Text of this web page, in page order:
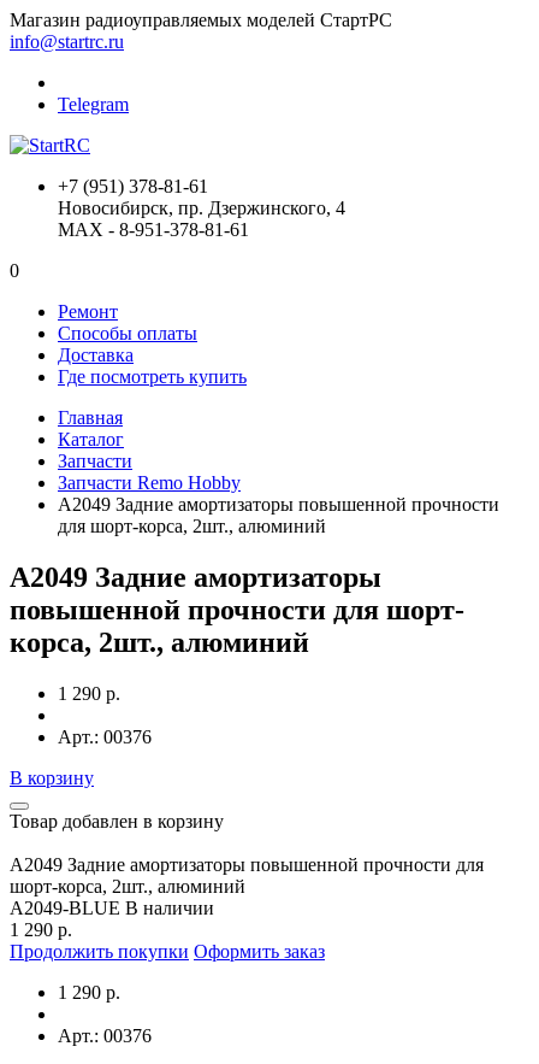
Магазин радиоуправляемых моделей СтартРС
info@startrc.ru
Telegram
+7 (951) 378-81-61
Новосибирск, пр. Дзержинского, 4
MAX - 8-951-378-81-61
0
Ремонт
Способы оплаты
Доставка
Где посмотреть купить
Главная
Каталог
Запчасти
Запчасти Remo Hobby
A2049 Задние амортизаторы повышенной прочности
для шорт-корса, 2шт., алюминий
A2049 Задние амортизаторы
повышенной прочности для шорт-
корса, 2шт., алюминий
1 290 р.
Арт.: 00376
В корзину
Товар добавлен в корзину
A2049 Задние амортизаторы повышенной прочности для
шорт-корса, 2шт., алюминий
A2049-BLUE В наличии
1 290 р.
Продолжить покупки Оформить заказ
1 290 р.
Арт.: 00376